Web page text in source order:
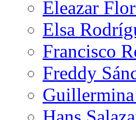
Eleazar
Elsa
Francisco
Freddy